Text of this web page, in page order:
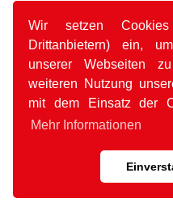
Wir setzen
Drittanbietern) ein,
unserer Webseiten
weiteren Nutzung
mit dem Einsatz der
Mehr Informationen